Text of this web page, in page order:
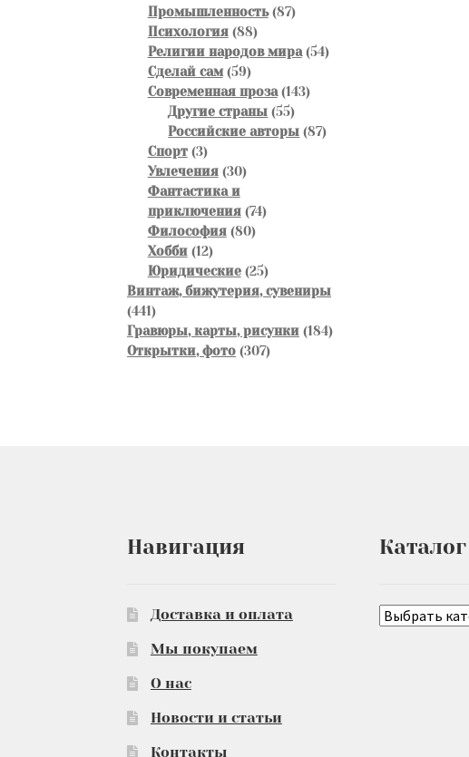
товаров
Промышленность 8787
Психология 8888
товаров
Религии народов мира 5454
Сделай сам 5959
товаров
Современная проза 143143
Другие страны 5555
товаров
Российские авторы 8787
Спорт 33
товара
Увлечения 3030
Фантастика и
приключения 7474
Философия 8080
Хобби 1212
товаров
Юридические 2525
товаров
Винтаж, бижутерия, сувениры
441441
товар
Гравюры, карты, рисунки 184184
Открытки, фото 307307
Навигация
Доставка и оплата
Мы покупаем
О нас
Новости и статьи
Контакты
Каталог